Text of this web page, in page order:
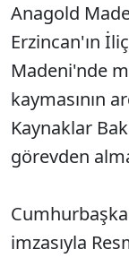
Anagold
Erzincan'ın
Madeni'nde
kaymasının
Kaynaklar
görevden
imzasıyla